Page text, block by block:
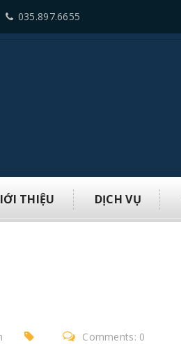
035.897.6655
THIỆU DỊCH VỤ
Comments: 0